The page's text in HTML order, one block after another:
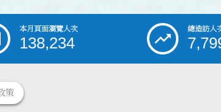
本月頁面瀏覽人次
138,234
總造訪人
策